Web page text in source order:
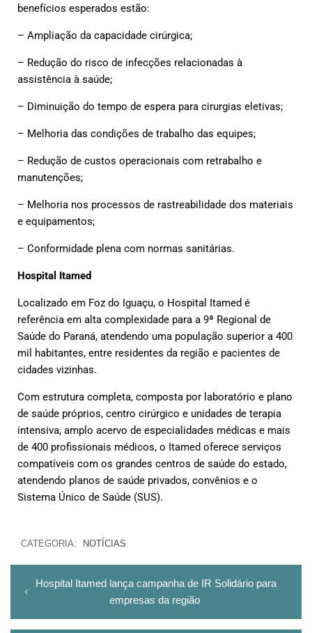
benefícios esperados estão:
– Ampliação da capacidade cirúrgica;
– Redução do risco de infecções relacionadas à
assistência à saúde;
– Diminuição do tempo de espera para cirurgias eletivas;
– Melhoria das condições de trabalho das equipes;
– Redução de custos operacionais com retrabalho e
manutenções;
– Melhoria nos processos de rastreabilidade dos materiais
e equipamentos;
– Conformidade plena com normas sanitárias.
Hospital Itamed
Localizado em Foz do Iguaçu, o Hospital Itamed é
referência em alta complexidade para a 9ª Regional de
Saúde do Paraná, atendendo uma população superior a 400
mil habitantes, entre residentes da região e pacientes de
cidades vizinhas.
Com estrutura completa, composta por laboratório e plano
de saúde próprios, centro cirúrgico e unidades de terapia
intensiva, amplo acervo de especialidades médicas e mais
de 400 profissionais médicos, o Itamed oferece serviços
compatíveis com os grandes centros de saúde do estado,
atendendo planos de saúde privados, convênios e o
Sistema Único de Saúde (SUS).
CATEGORIA: NOTÍCIAS
Hospital Itamed lança campanha de IR Solidário para
empresas da região